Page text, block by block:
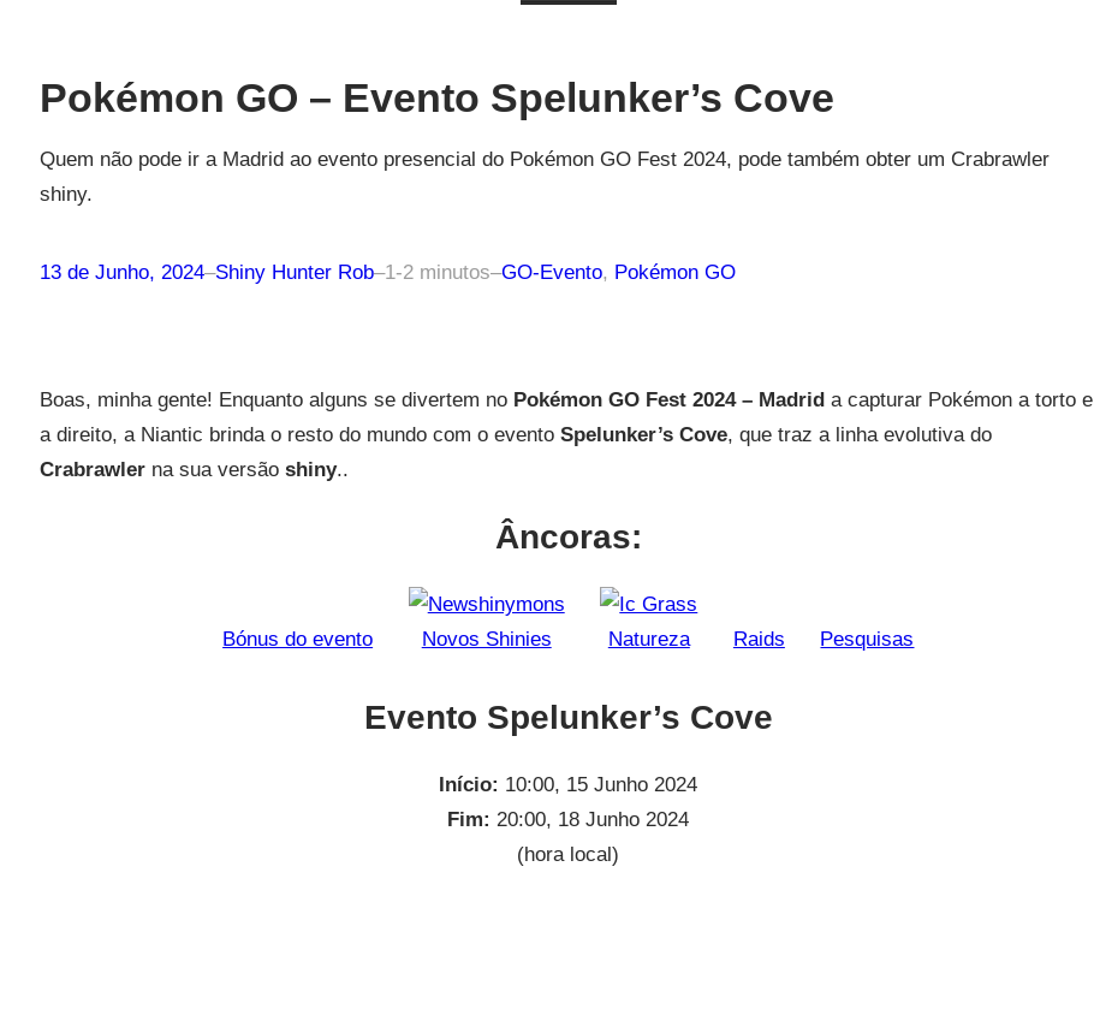
Pokémon GO – Evento Spelunker’s Cove
Quem não pode ir a Madrid ao evento presencial do Pokémon GO Fest 2024, pode também obter um Crabrawler
shiny.
13 de Junho, 2024–Shiny Hunter Rob–1-2 minutos–GO-Evento, Pokémon GO
Boas, minha gente! Enquanto alguns se divertem no Pokémon GO Fest 2024 – Madrida capturar Pokémon a torto e
a direito, a Niantic brinda o resto do mundo com o evento Spelunker’s Cove, que traz a linha evolutiva do
Crabrawlerna sua versão shiny..
Âncoras:
Bónus do evento Novos Shinies Natureza Raids Pesquisas
Evento Spelunker’s Cove
Início: 10:00, 15 Junho 2024
Fim: 20:00, 18 Junho 2024
(hora local)